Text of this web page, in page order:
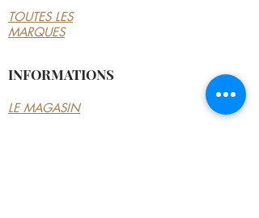
TOUTES LES
MARQUES
INFORMATIONS
LE MAGASIN